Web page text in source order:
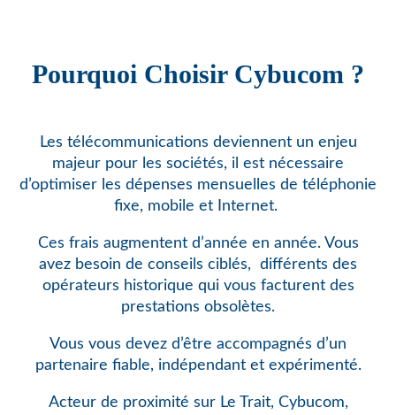
Pourquoi Choisir Cybucom ?
Les télécommunications deviennent un enjeu
majeur pour les sociétés, il est nécessaire
d’optimiser les dépenses mensuelles de téléphonie
fixe, mobile et Internet.
Ces frais augmentent d’année en année. Vous
avez besoin de conseils ciblés,
différents des
opérateurs historique qui vous facturent des
prestations obsolètes.
Vous vous devez d’être accompagnés d’un
partenaire fiable, indépendant et expérimenté.
Acteur de proximité sur Le Trait, Cybucom,